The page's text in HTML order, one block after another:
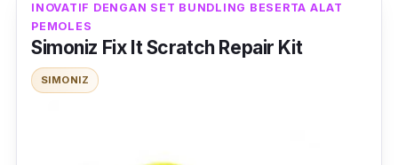
INOVATIF DENGAN SET BUNDLING BESERTA ALAT
PEMOLES
Simoniz Fix It Scratch Repair Kit
SIMONIZ